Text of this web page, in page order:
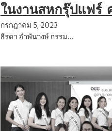
ในงานสหกรุ๊ปแฟร์
กรกฎาคม 5, 2023
ธีรดา อำพันวงษ์ กรรม…